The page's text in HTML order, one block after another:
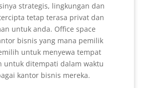
strategis, lingkungan dan
tetap terasa privat dan
untuk anda. Office space
bisnis yang mana pemilik
untuk menyewa tempat
untuk ditempati dalam waktu
kantor bisnis mereka.